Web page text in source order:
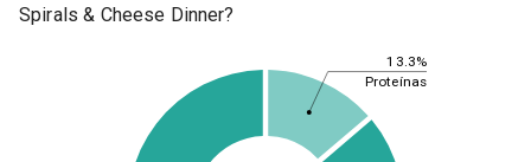
Spirals & Cheese Dinner?
13.3%
Proteínas